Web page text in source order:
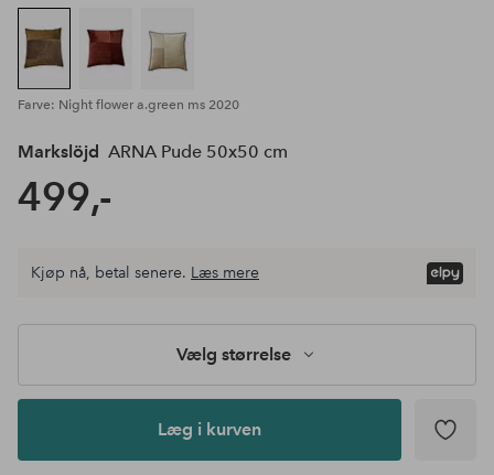
Farve: Night flower a.green ms 2020
Markslöjd ARNA Pude 50x50 cm
499,-
Læg i
Kjøp nå, betal senere. Læs mere
Vælg størrelse
Læg i kurven